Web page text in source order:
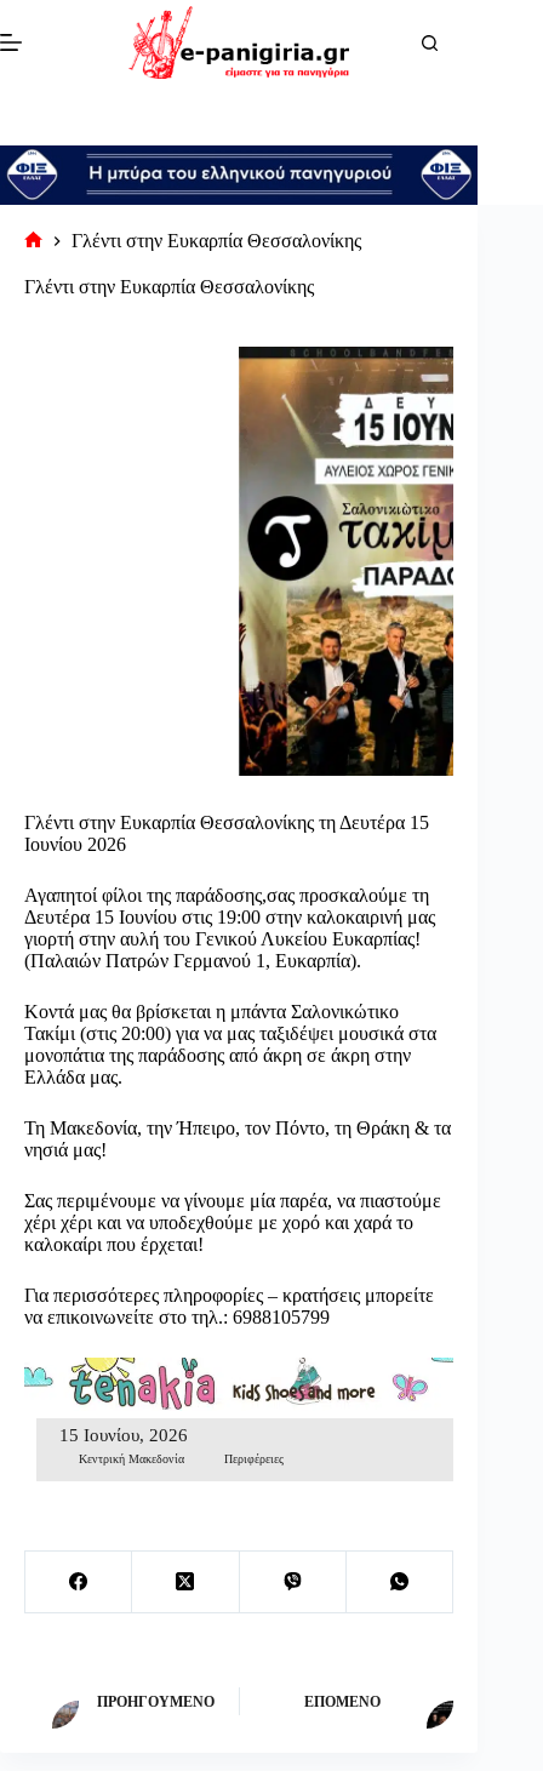
στο
περιεχόμενο
σελίδα
Γλέντι στην Ευκαρπία Θεσσαλονίκης
Γλέντι στην Ευκαρπία Θεσσαλονίκης
Γλέντι στην Ευκαρπία Θεσσαλονίκης τη Δευτέρα 15
Ιουνίου 2026
Αγαπητοί φίλοι της παράδοσης,σας προσκαλούμε τη
Δευτέρα 15 Ιουνίου στις 19:00 στην καλοκαιρινή μας
γιορτή στην αυλή του Γενικού Λυκείου Ευκαρπίας!
(Παλαιών Πατρών Γερμανού 1, Ευκαρπία).
Κοντά μας θα βρίσκεται η μπάντα Σαλονικώτικο
Τακίμι (στις 20:00) για να μας ταξιδέψει μουσικά στα
μονοπάτια της παράδοσης από άκρη σε άκρη στην
Ελλάδα μας.
Τη Μακεδονία, την Ήπειρο, τον Πόντο, τη Θράκη & τα
νησιά μας!
Σας περιμένουμε να γίνουμε μία παρέα, να πιαστούμε
χέρι χέρι και να υποδεχθούμε με χορό και χαρά το
καλοκαίρι που έρχεται!
Για περισσότερες πληροφορίες – κρατήσεις μπορείτε
να επικοινωνείτε στο τηλ.: 6988105799
15 Ιουνίου, 2026
Κεντρική Μακεδονία Περιφέρειες
ΠΡΟΗΓΟΎΜΕΝΟ ΕΠΌΜΕΝΟ